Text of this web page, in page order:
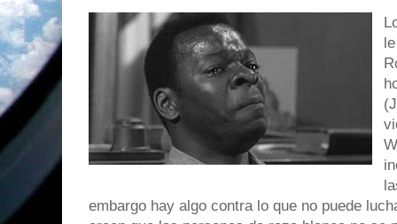
embargo hay algo contra lo que no puede